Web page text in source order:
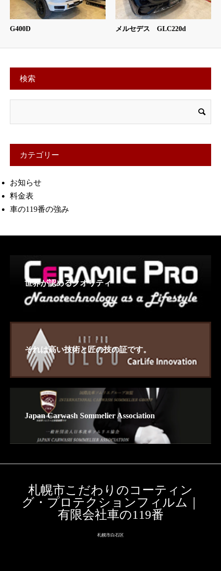
G400D メルセデス GLC220d
検索
カテゴリー
お知らせ
料金表
車の119番の強み
世界が認めるクオリティ
それは高い技術と匠の技の証です。
Japan Carwash Sommelier Association
札幌市こだわりのコーティン
グ・プロテクションフィルム｜
有限会社車の119番
札幌市白石区